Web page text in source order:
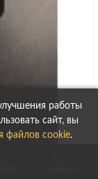
работы
сайт, вы
файлов cookie.